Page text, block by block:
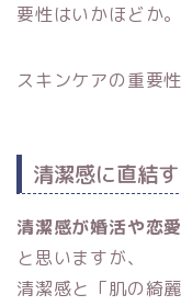
要性はいかほどか。
スキンケアの重要
清潔感に直結
清潔感が婚活や恋
と思いますが、
清潔感と「肌の綺